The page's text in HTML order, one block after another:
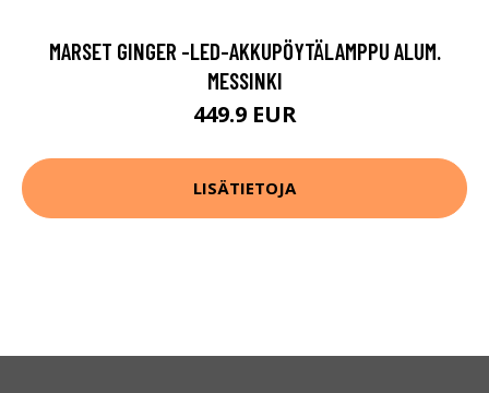
MARSET GINGER -LED-AKKUPÖYTÄLAMPPU ALUM.
MESSINKI
449.9 EUR
LISÄTIETOJA